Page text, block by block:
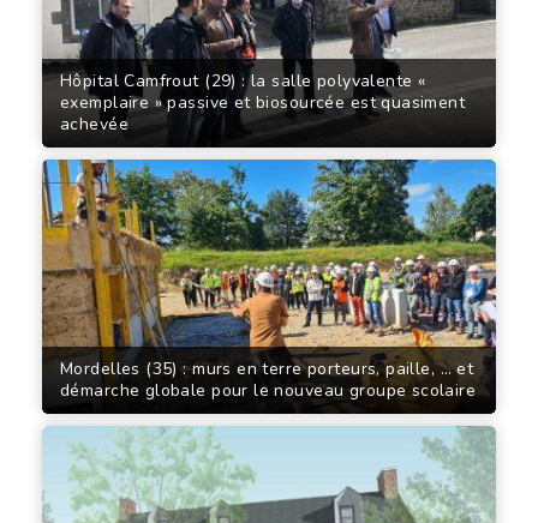
Hôpital Camfrout (29) : la salle polyvalente «
exemplaire » passive et biosourcée est quasiment
achevée
Mordelles (35) : murs en terre porteurs, paille, … et
démarche globale pour le nouveau groupe scolaire